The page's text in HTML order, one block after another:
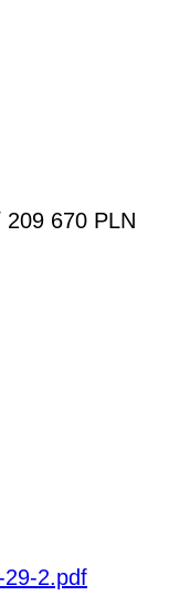
209 670 PLN
29-2.pdf